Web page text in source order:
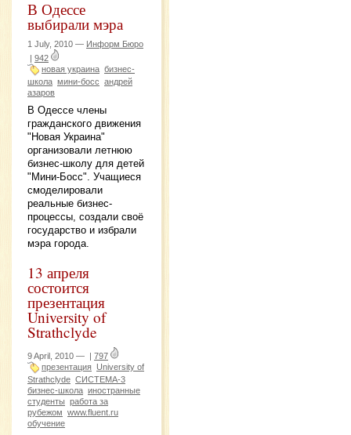
В Одессе
выбирали мэра
1 July, 2010 — Информ Бюро
942
новая украина бизнес-
школа мини-босс андрей
азаров
В Одессе члены
гражданского движения
"Новая Украина"
организовали летнюю
бизнес-школу для детей
"Мини-Босс". Учащиеся
смоделировали
реальные бизнес-
процессы, создали своё
государство и избрали
мэра города.
13 апреля
состоится
презентация
University of
Strathclyde
9 April, 2010 — | 797
презентация University of
Strathclyde СИСТЕМА-3
бизнес-школа иностранные
студенты работа за
рубежом www.fluent.ru
обучение